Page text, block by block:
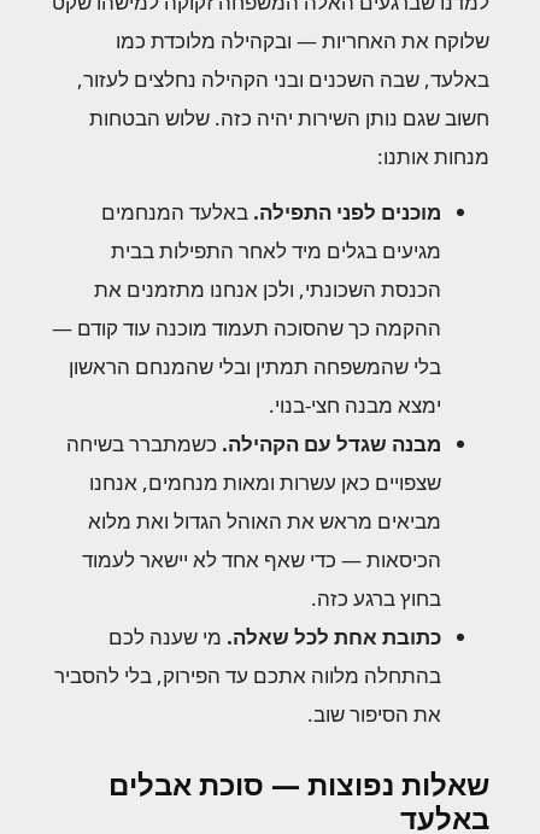
שלוקח את האחריות — ובקהילה מלוכדת כמו
באלעד, שבה השכנים ובני הקהילה נחלצים לעזור,
חשוב שגם נותן השירות יהיה כזה. שלוש הבטחות
מנחות אותנו:
מוכנים לפני התפילה. באלעד המנחמים
מגיעים בגלים מיד לאחר התפילות בבית
הכנסת השכונתי, ולכן אנחנו מתזמנים את
ההקמה כך שהסוכה תעמוד מוכנה עוד קודם —
בלי שהמשפחה תמתין ובלי שהמנחם הראשון
ימצא מבנה חצי-בנוי.
מבנה שגדל עם הקהילה. כשמתברר בשיחה
שצפויים כאן עשרות ומאות מנחמים, אנחנו
מביאים מראש את האוהל הגדול ואת מלוא
הכיסאות — כדי שאף אחד לא יישאר לעמוד
בחוץ ברגע כזה.
כתובת אחת לכל שאלה. מי שענה לכם
בהתחלה מלווה אתכם עד הפירוק, בלי להסביר
את הסיפור שוב.
שאלות נפוצות — סוכת אבלים
באלעד